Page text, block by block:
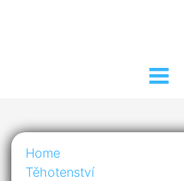
Home
Těhotenství